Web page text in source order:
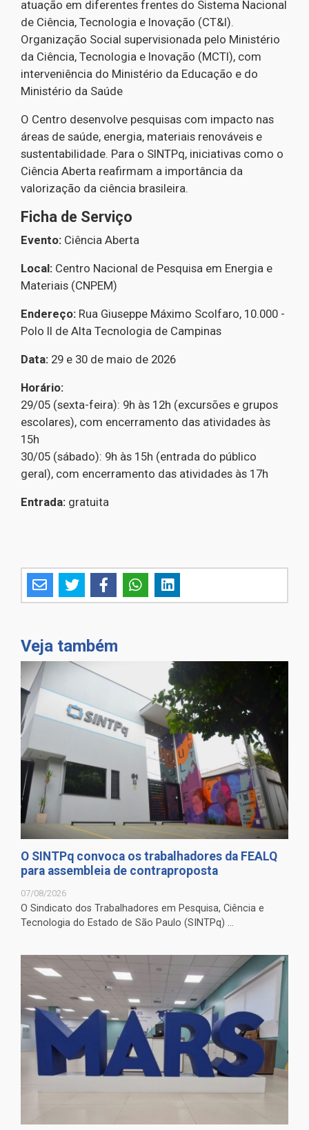
atuação em diferentes frentes do Sistema Nacional
de Ciência, Tecnologia e Inovação (CT&I).
Organização Social supervisionada pelo Ministério
da Ciência, Tecnologia e Inovação (MCTI), com
interveniência do Ministério da Educação e do
Ministério da Saúde
O Centro desenvolve pesquisas com impacto nas
áreas de saúde, energia, materiais renováveis e
sustentabilidade. Para o SINTPq, iniciativas como o
Ciência Aberta reafirmam a importância da
valorização da ciência brasileira.
Ficha de Serviço
Evento: Ciência Aberta
Local: Centro Nacional de Pesquisa em Energia e
Materiais (CNPEM)
Endereço: Rua Giuseppe Máximo Scolfaro, 10.000 -
Polo II de Alta Tecnologia de Campinas
Data: 29 e 30 de maio de 2026
Horário:
29/05 (sexta-feira): 9h às 12h (excursões e grupos
escolares), com encerramento das atividades às
15h
30/05 (sábado): 9h às 15h (entrada do público
geral), com encerramento das atividades às 17h
Entrada: gratuita
Veja também
O SINTPq convoca os trabalhadores da FEALQ
para assembleia de contraproposta
07/08/2026
O Sindicato dos Trabalhadores em Pesquisa, Ciência e
Tecnologia do Estado de São Paulo (SINTPq) ...